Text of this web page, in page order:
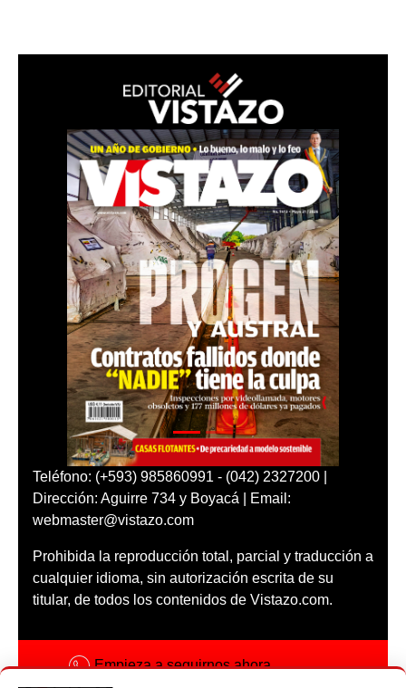
Teléfono: (+593) 985860991 - (042) 2327200 |
Dirección: Aguirre 734 y Boyacá | Email:
webmaster@vistazo.com
Prohibida la reproducción total, parcial y traducción a
cualquier idioma, sin autorización escrita de su
titular, de todos los contenidos de Vistazo.com.
Empieza a seguirnos ahora